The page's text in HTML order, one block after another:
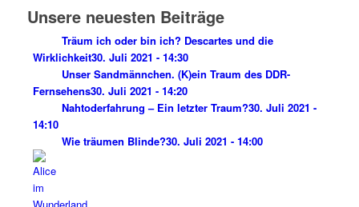
Unsere neuesten Beiträge
Träum ich oder bin ich? Descartes und die
Wirklichkeit30. Juli 2021 - 14:30
Unser Sandmännchen. (K)ein Traum des DDR-
Fernsehens30. Juli 2021 - 14:20
Nahtoderfahrung – Ein letzter Traum?30. Juli 2021 -
14:10
Wie träumen Blinde?30. Juli 2021 - 14:00